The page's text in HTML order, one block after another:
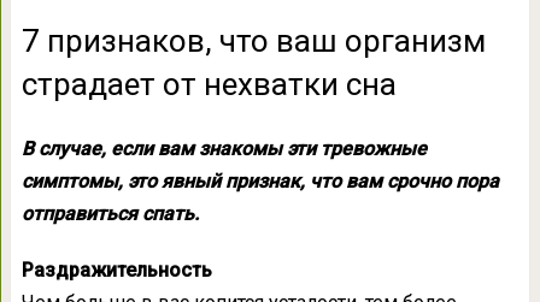
7 признаков, что ваш организм
страдает от нехватки сна
В случае, если вам знакомы эти тревожные
симптомы, это явный признак, что вам срочно пора
отправиться спать.
Раздражительность